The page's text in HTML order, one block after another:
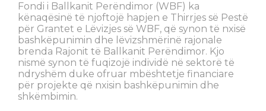
Fondi i Ballkanit Perëndimor (WBF) ka
kënaqësinë të njoftojë hapjen e Thirrjes së Pestë
për Grantet e Lëvizjes së WBF, që synon të nxisë
bashkëpunimin dhe lëvizshmërinë rajonale
brenda Rajonit të Ballkanit Perëndimor. Kjo
nismë synon të fuqizojë individë në sektorë të
ndryshëm duke ofruar mbështetje financiare
për projekte që nxisin bashkëpunimin dhe
shkëmbimin.